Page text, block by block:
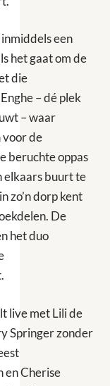
een
het gaat om de
die
– dé plek
– waar
voor de
beruchte oppas
elkaars buurt te
zo’n dorp kent
De
het duo
live met Lili de
Springer zonder
en Cherise